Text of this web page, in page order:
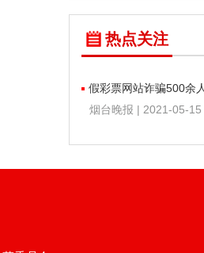
热点关注
假彩票网站诈骗500余人涉案金额
烟台晚报 | 2021-05-15